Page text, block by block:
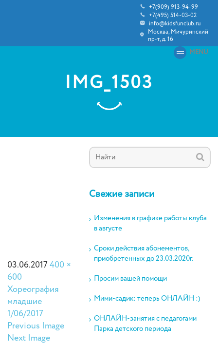
+7(909) 913-94-99
+7(495) 514-03-02
info@kidsfunclub.ru
Москва, Мичуринский
пр-т, д. 16
MENU
IMG_1503
03.06.2017400 ×
600
Хореография
младшие
1/06/2017
Previous Image
Next Image
Свежие записи
Изменения в графике работы клуба
в августе
Сроки действия абонементов,
приобретенных до 23.03.2020г.
Просим вашей помощи
Мими-садик: теперь ОНЛАЙН :)
ОНЛАЙН-занятия с педагогами
Парка детского периода